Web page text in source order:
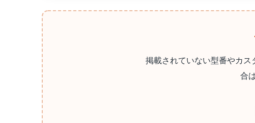
掲載されていない型番やカ
合